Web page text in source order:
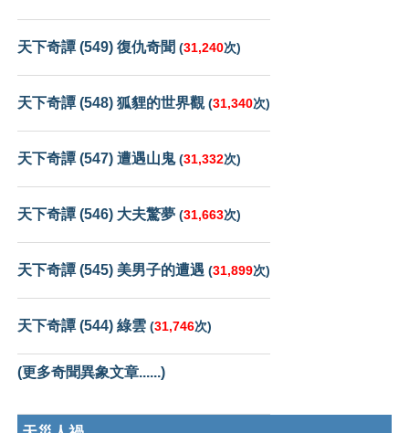
天下奇譚 (549) 復仇奇聞 (31,240次)
天下奇譚 (548) 狐貍的世界觀(31,340次)
天下奇譚 (547) 遭遇山鬼(31,332次)
天下奇譚 (546) 大夫驚夢 (31,663次)
天下奇譚 (545) 美男子的遭遇 (31,899次)
天下奇譚 (544) 綠雲 (31,746次)
(更多奇聞異象文章......)